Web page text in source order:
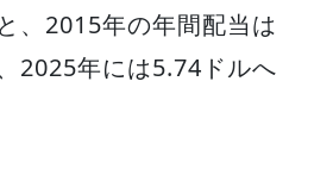
、2015年の年間配当は
2025年には5.74ドルへ